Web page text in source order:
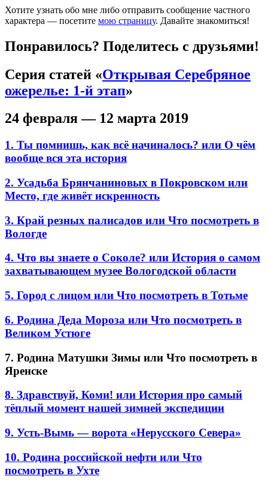
Хотите узнать обо мне либо отправить сообщение частного
характера — посетите мою страницу. Давайте знакомиться!
Понравилось? Поделитесь с друзьями!
Серия статей «Открывая Серебряное
ожерелье: 1-й этап»
24 февраля — 12 марта 2019
1. Ты помнишь, как всё начиналось? или О чём
вообще вся эта история
2. Усадьба Брянчаниновых в Покровском или
Место, где живёт искренность
3. Край резных палисадов или Что посмотреть в
Вологде
4. Что вы знаете о Соколе? или История о самом
захватывающем музее Вологодской области
5. Город с лицом или Что посмотреть в Тотьме
6. Родина Деда Мороза или Что посмотреть в
Великом Устюге
7. Родина Матушки Зимы или Что посмотреть в
Яренске
8. Здравствуй, Коми! или История про самый
тёплый момент нашей зимней экспедиции
9. Усть-Вымь — ворота «Нерусского Севера»
10. Родина российской нефти или Что
посмотреть в Ухте